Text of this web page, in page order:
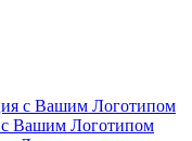
с Вашим Логотипом
с Вашим Логотипом